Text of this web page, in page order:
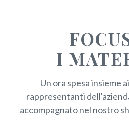
I
Un ora spesa insieme
rappresentanti
accompagnato nel nostro